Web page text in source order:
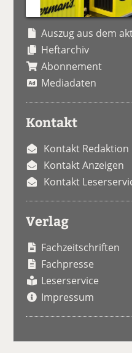
Auszug aus dem
Heftarchiv
Abonnement
Mediadaten
Kontakt
Kontakt Redaktion
Kontakt Anzeigen
Kontakt
Verlag
Fachzeitschriften
Fachpresse
Leserservice
Impressum